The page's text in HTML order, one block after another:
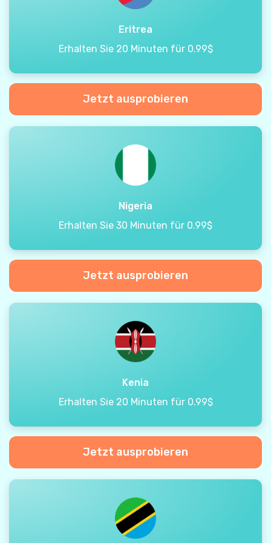
Eritrea
Erhalten Sie 20 Minuten für 0.99$
Jetzt ausprobieren
Nigeria
Erhalten Sie 30 Minuten für 0.99$
Jetzt ausprobieren
Kenia
Erhalten Sie 20 Minuten für 0.99$
Jetzt ausprobieren